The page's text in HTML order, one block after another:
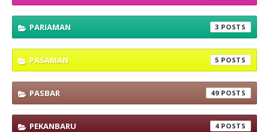
PARIAMAN 3
PASAMAN 5
PASBAR 49
PEKANBARU 4